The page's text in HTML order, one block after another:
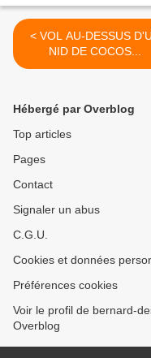
< VOL AU-DESSUS D'UN
NID DE COCOS...
Hébergé par Overblog
Top articles
Pages
Contact
Signaler un abus
C.G.U.
Cookies et données
Préférences cookies
Voir le profil de bernard-
Overblog